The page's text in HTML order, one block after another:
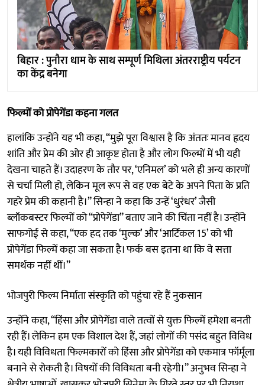
बिहार : पुनौरा धाम के साथ सम्पूर्ण मिथिला अंतरराष्ट्रीय पर्यटन
का केंद्र बनेगा
फिल्मों को प्रोपेगेंडा कहना गलत
हालांकि उन्होंने यह भी कहा, “मुझे पूरा विश्वास है कि अंततः मानव हृदय
शांति और प्रेम की ओर ही आकृष्ट होता है और लोग फिल्मों में भी यही
देखना चाहते हैं। उदाहरण के तौर पर, ‘एनिमल’ को भले ही अन्य कारणों
से चर्चा मिली हो, लेकिन मूल रूप से वह एक बेटे के अपने पिता के प्रति
गहरे प्रेम की कहानी है।” सिन्हा ने कहा कि उन्हें ‘धुरंधर’ जैसी
ब्लॉकबस्टर फिल्मों को “प्रोपेगेंडा” बताए जाने की चिंता नहीं है। उन्होंने
साफगोई से कहा, “एक हद तक ‘मुल्क’ और ‘आर्टिकल 15’ को भी
प्रोपेगेंडा फिल्में कहा जा सकता है। फर्क बस इतना था कि वे सत्ता
समर्थक नहीं थीं।”
भोजपुरी फिल्म निर्माता संस्कृति को पहुंचा रहे हैं नुकसान
उन्होंने कहा, “हिंसा और प्रोपेगेंडा वाले तत्वों से युक्त फिल्में हमेशा बनती
रही हैं। लेकिन हम एक विशाल देश हैं, जहां लोगों की पसंद बहुत विविध
है। यही विविधता फिल्मकारों को हिंसा और प्रोपेगेंडा को एकमात्र फॉर्मूला
बनाने से रोकती है। विषयों की विविधता बनी रहेगी।” अनुभव सिन्हा ने